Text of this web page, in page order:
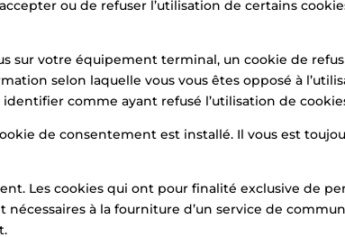
ou de refuser l’utilisation de certains
sur votre équipement terminal, un cookie de
selon laquelle vous vous êtes opposé à
comme ayant refusé l’utilisation de
de consentement est installé. Il vous est
Les cookies qui ont pour finalité exclusive de
à la fourniture d’un service de